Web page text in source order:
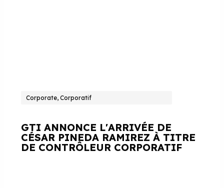
Corporate, Corporatif
GTI ANNONCE L'ARRIVÉE DE
CÉSAR PINEDA RAMIREZ À TITRE
DE CONTRÔLEUR CORPORATIF